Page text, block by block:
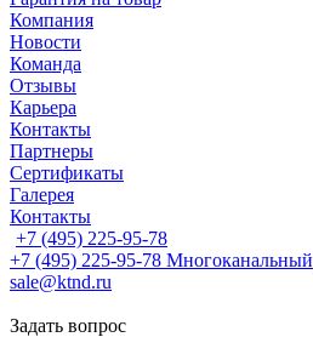
Компания
Новости
Команда
Отзывы
Карьера
Контакты
Партнеры
Сертификаты
Галерея
Контакты
+7 (495) 225-95-78
+7 (495) 225-95-78 Многоканальный
sale@ktnd.ru
Задать вопрос